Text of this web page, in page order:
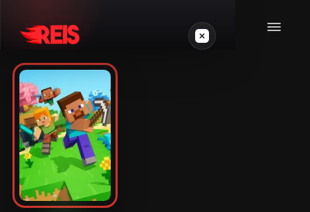
Minecraft
Outros jogos
VPS Gamer